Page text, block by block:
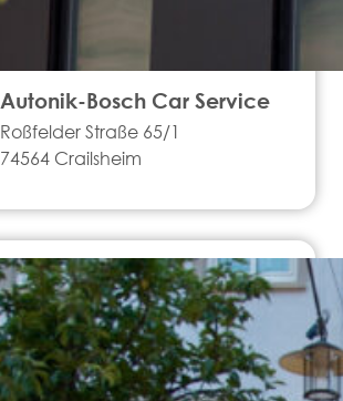
Autonik-Bosch Car Service
Roßfelder Straße 65/1
74564 Crailsheim